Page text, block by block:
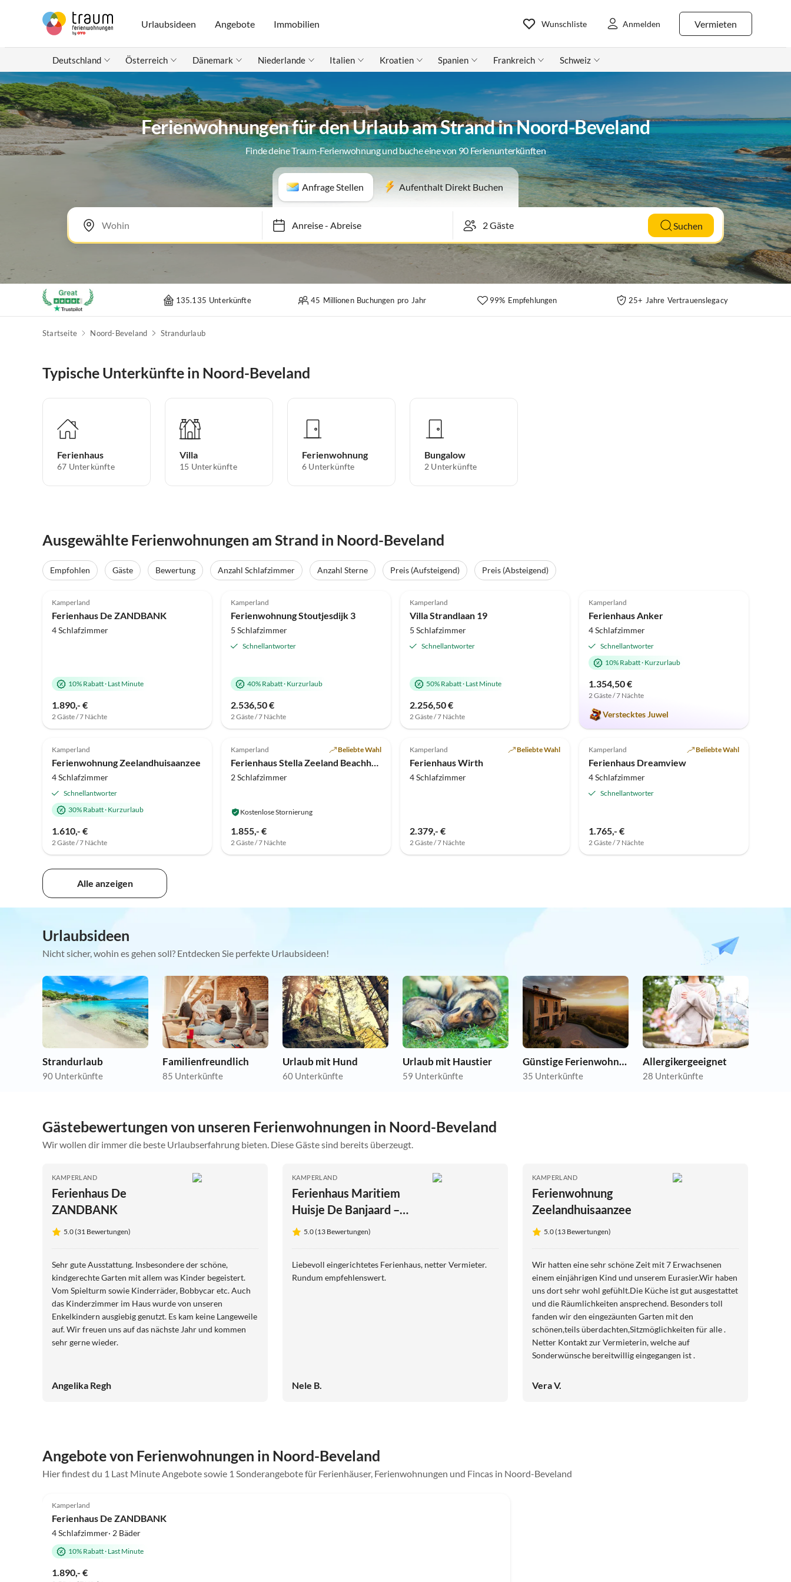
Urlaubsideen Angebote Immobilien Vermieten
Wunschliste Anmelden
Deutschland Österreich Dänemark Niederlande Italien Kroatien Spanien Frankreich Schweiz
Ferienwohnungen für den Urlaub am Strand in Noord-Beveland
Finde deine Traum-Ferienwohnung und buche eine von 90 Ferienunterkünften
Anfrage Stellen Aufenthalt Direkt Buchen
Anreise-Abreise Suchen
135.135 Unterkünfte 45 Millionen Buchungen pro Jahr 99% Empfehlungen 25+ Jahre Vertrauenslegacy
Startseite Noord-Beveland Strandurlaub
Typische Unterkünfte in Noord-Beveland
Ferienhaus
67 Unterkünfte
Villa
15 Unterkünfte
Ferienwohnung
6 Unterkünfte
Bungalow
2 Unterkünfte
Ausgewählte Ferienwohnungen am Strand in Noord-Beveland
Empfohlen Gäste Bewertung Anzahl Schlafzimmer Anzahl Sterne Preis (Aufsteigend) Preis (Absteigend)
Top-Inserat
Kamperland
Ferienhaus De ZANDBANK
4 Schlafzimmer
10% Rabatt· Last Minute
1.890,- €
2 Gäste / 7 Nächte
Top-Inserat
Kamperland
Ferienwohnung Stoutjesdijk 3
5 Schlafzimmer
Schnellantworter
40% Rabatt· Kurzurlaub
2.536,50 €
2 Gäste / 7 Nächte
Top-Inserat
Kamperland
Villa Strandlaan 19
5 Schlafzimmer
Schnellantworter
50% Rabatt· Last Minute
2.256,50 €
2 Gäste / 7 Nächte
Kamperland
Ferienhaus Anker
4 Schlafzimmer
Schnellantworter
10% Rabatt· Kurzurlaub
1.354,50 €
2 Gäste / 7 Nächte
Verstecktes Juwel
Top-Inserat
5.0 (13)
Kamperland
Ferienwohnung Zeelandhuisaanzee
4 Schlafzimmer
Schnellantworter
30% Rabatt· Kurzurlaub
1.610,- €
2 Gäste / 7 Nächte
Top-Inserat
4.8 (9)
Kamperland Beliebte Wahl
Ferienhaus Stella Zeeland Beachhouse
2 Schlafzimmer
Kostenlose Stornierung
1.855,- €
2 Gäste / 7 Nächte
Top-Inserat
5.0 (9)
Kamperland Beliebte Wahl
Ferienhaus Wirth
4 Schlafzimmer
2.379,- €
2 Gäste / 7 Nächte
Top-Inserat
5.0 (5)
Kamperland Beliebte Wahl
Ferienhaus Dreamview
4 Schlafzimmer
Schnellantworter
1.765,- €
2 Gäste / 7 Nächte
Alle anzeigen
Urlaubsideen
Nicht sicher, wohin es gehen soll? Entdecken Sie perfekte Urlaubsideen!
Strandurlaub
90 Unterkünfte
Familienfreundlich
85 Unterkünfte
Urlaub mit Hund
60 Unterkünfte
Urlaub mit Haustier
59 Unterkünfte
Günstige Ferienwohnungen
35 Unterkünfte
Allergikergeeignet
28 Unterkünfte
Gästebewertungen von unseren Ferienwohnungen in Noord-Beveland
Wir wollen dir immer die beste Urlaubserfahrung bieten. Diese Gäste sind bereits überzeugt.
KAMPERLAND
Ferienhaus De
ZANDBANK
5.0 (31 Bewertungen)
Sehr gute Ausstattung. Insbesondere der schöne,
kindgerechte Garten mit allem was Kinder begeistert.
Vom Spielturm sowie Kinderräder, Bobbycar etc. Auch
das Kinderzimmer im Haus wurde von unseren
Enkelkindern ausgiebig genutzt. Es kam keine Langeweile
auf. Wir freuen uns auf das nächste Jahr und kommen
sehr gerne wieder.
Angelika Regh
KAMPERLAND
Ferienhaus Maritiem
Huisje De Banjaard –
Sauna & Strandnähe
5.0 (13 Bewertungen)
Liebevoll eingerichtetes Ferienhaus, netter Vermieter.
Rundum empfehlenswert.
Nele B.
KAMPERLAND
Ferienwohnung
Zeelandhuisaanzee
5.0 (13 Bewertungen)
Wir hatten eine sehr schöne Zeit mit 7 Erwachsenen
einem einjährigen Kind und unserem Eurasier.Wir haben
uns dort sehr wohl gefühlt.Die Küche ist gut ausgestattet
und die Räumlichkeiten ansprechend. Besonders toll
fanden wir den eingezäunten Garten mit den
schönen,teils überdachten,Sitzmöglichkeiten für alle .
Netter Kontakt zur Vermieterin, welche auf
Sonderwünsche bereitwillig eingegangen ist .
Vera V.
Angebote von Ferienwohnungen in Noord-Beveland
Hier findest du 1 Last Minute Angebote sowie 1 Sonderangebote für Ferienhäuser, Ferienwohnungen und Fincas in Noord-Beveland
Kamperland
Ferienhaus De ZANDBANK
4 Schlafzimmer· 2 Bäder
10% Rabatt· Last Minute
1.890,- €